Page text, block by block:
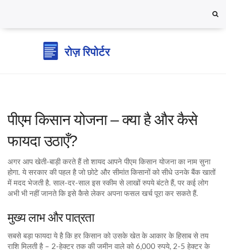
पीएम किसान योजना – क्या है और कैसे
फायदा उठाएँ?
अगर आप खेती‑बाड़ी करते हैं तो शायद आपने पीएम किसान योजना का नाम सुना
होगा. ये सरकार की पहल है जो छोटे और सीमांत किसानों को सीधे उनके बैंक खातों
में मदद भेजती है. साल‑दर‑साल इस स्कीम से लाखों रुपये बंटते हैं, पर कई लोग
अभी भी नहीं जानते कि इसे कैसे लेकर अपना फसल खर्च पूरा कर सकते हैं.
मुख्य लाभ और पात्रता
सबसे बड़ा फायदा ये है कि हर किसान को उसके खेत के आकार के हिसाब से तय
राशि मिलती है – 2‑हेक्टर तक की जमीन वाले को 6,000 रुपये, 2‑5 हेक्टर के